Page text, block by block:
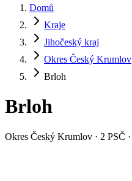
Domů
Kraje
Jihočeský kraj
Okres Český Krumlov
Brloh
Brloh
Okres Český Krumlov · 2 PSČ ·